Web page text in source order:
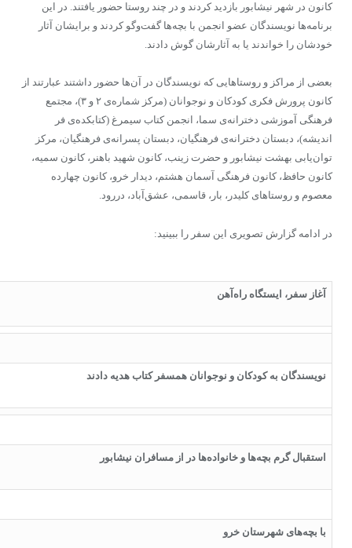
کانون‌ در شهر نیشابور بازدید کردند و در چند روستا حضور یافتند. در این
برنامه‌ها نویسندگان عضو انجمن با بچه‌ها گفت‌وگو کردند و برایشان آثار
خودشان را خواندند یا به آثارشان گوش دادند.
بعضی از مراکز و روستاهایی که نویسندگان در آن‌ها حضور داشتند عبارتند از
کانون پرورش فکری کودکان و نوجوانان (مرکز شماره‌ی ۲ و ۳)، مجتمع
فرهنگی آموزشی دخترانه‌ی سما، انجمن کتاب سیمرغ (کتابکده‌ی فر
اندیشه)، دبستان دخترانه‌ی فرهنگیان، دبستان پسرانه‌ی فرهنگیان،‌ مرکز
توان‌یابی بهشت نیشابور و حضرت زینب،‌ کانون شهید باهنر، کانون سمیه،
کانون حافظ، کانون فرهنگی آسمان هشتم،‌ دیدار خرو، کانون چهارده
معصوم و روستاهای کلیدر، بار، قاسمی، عشق‌آباد، دررود.
در ادامه گزارش تصویری این سفر را ببینید:
آغاز سفر، ایستگاه راه‌آهن
نویسندگان به کودکان و نوجوانان همسفر کتاب هدیه دادند
استقبال گرم بچه‌ها و خانواده‌ها در از مسافران نیشابور
با بچه‌های شهرستان خرو